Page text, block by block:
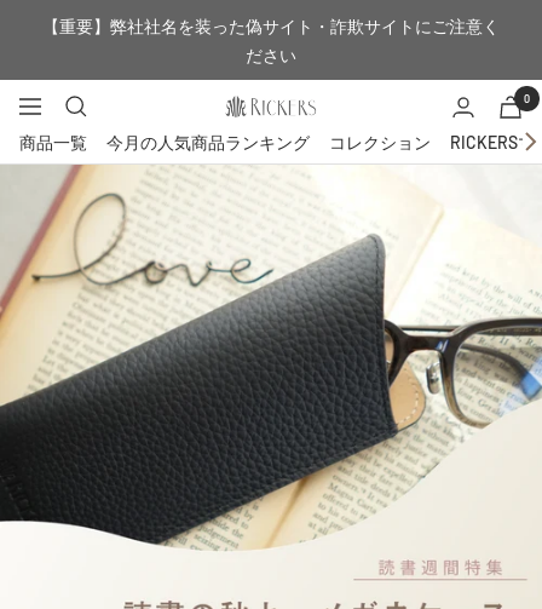
プ
【重要】弊社社名を装った偽サイト・詐欺サイトにご注意く
ださい
ナ
ビ
ゲ
ョ
ン
RICKERS
公
式
プ
本
店
0
商品一覧 今月の人気商品ランキング コレクション RICKERSマ